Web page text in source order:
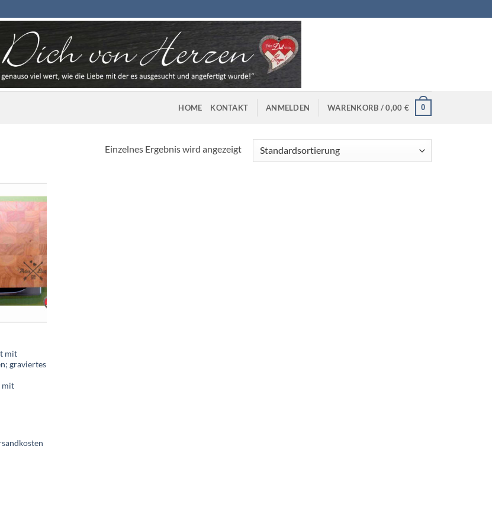
HOME KONTAKT ANMELDEN WARENKORB /0,00 € 0
Einzelnes Ergebnis wird angezeigt
mit
graviertes
mit